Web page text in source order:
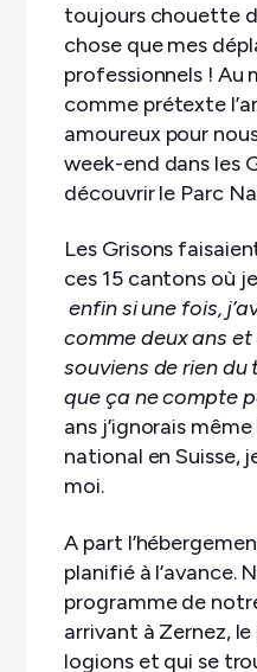
toujours chouette
chose que mes
professionnels ! Au
comme prétexte
amoureux pour
week-end dans les
découvrir le Parc
Les Grisons
ces 15 cantons où
enfin si une fois,
comme deux ans et
souviens de rien
que ça ne compte
ans j’ignorais
national en Suisse,
moi.
A part
planifié à l’avance.
programme de
arrivant à Zernez,
logions et qui se